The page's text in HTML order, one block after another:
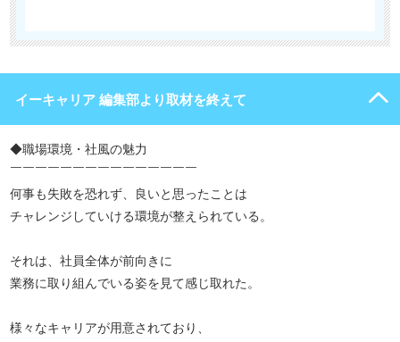
イーキャリア 編集部より取材を終えて
◆職場環境・社風の魅力
￣￣￣￣￣￣￣￣￣￣￣￣￣￣￣
何事も失敗を恐れず、良いと思ったことは
チャレンジしていける環境が整えられている。
それは、社員全体が前向きに
業務に取り組んでいる姿を見て感じ取れた。
様々なキャリアが用意されており、